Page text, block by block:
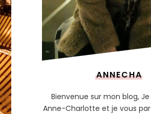
ANNECHA
Bienvenue sur mon blog,
Anne-Charlotte et je vous